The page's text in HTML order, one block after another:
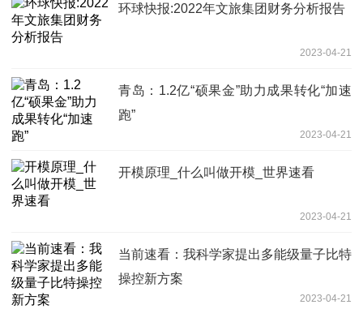
环球快报:2022年文旅集团财务分析报告
2023-04-21
青岛：1.2亿“硕果金”助力成果转化“加速
跑”
2023-04-21
开模原理_什么叫做开模_世界速看
2023-04-21
当前速看：我科学家提出多能级量子比特
操控新方案
2023-04-21